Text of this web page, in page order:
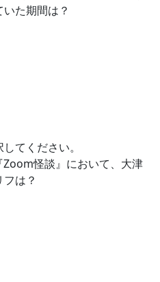
た期間は？
てください。
怪談』において、大津
は？